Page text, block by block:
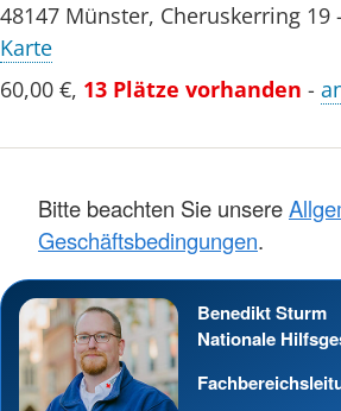
48147 Münster, Cheruskerring 19 -
Karte
60,00 €, 13 Plätze vorhanden -
Bitte beachten Sie unsere
Geschäftsbedingungen.
Benedikt Sturm
Nationale